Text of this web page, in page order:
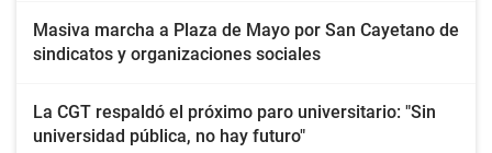
Masiva marcha a Plaza de Mayo por San Cayetano de
sindicatos y organizaciones sociales
La CGT respaldó el próximo paro universitario: "Sin
universidad pública, no hay futuro"